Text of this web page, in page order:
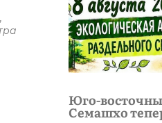
Юго-
Семашхо